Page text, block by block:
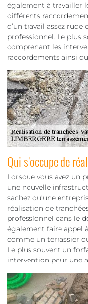
également à travailler
différents
d’un travail assez rude
professionnel. Le plus
comprenant les
raccordements ainsi
Qui s’occupe de
Lorsque vous avez un
une nouvelle
sachez qu’une
réalisation de
professionnel dans le
également faire appel
comme un terrassier
Le plus souvent un
intervention pour une